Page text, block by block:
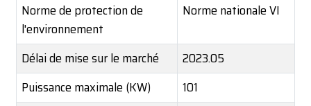
Norme de protection de
l'environnement
Norme nationale VI
Délai de mise sur le marché
2023.05
Puissance maximale (KW)
101